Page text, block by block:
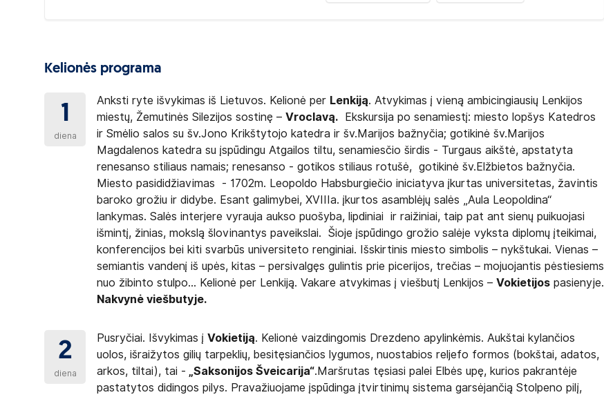
Kelionės programa
1
diena
Anksti ryte išvykimas iš Lietuvos. Kelionė per Lenkiją. Atvykimas į vieną ambicingiausių Lenkijos
miestų, Žemutinės Silezijos sostinę –Vroclavą. Ekskursija po senamiestį: miesto lopšys Katedros
ir Smėlio salos su šv.Jono Krikštytojo katedra ir šv.Marijos bažnyčia; gotikinė šv.Marijos
Magdalenos katedra su įspūdingu Atgailos tiltu, senamiesčio širdis - Turgaus aikštė, apstatyta
renesanso stiliaus namais; renesanso - gotikos stiliaus rotušė, gotikinė šv.Elžbietos bažnyčia.
Miesto pasididžiavimas - 1702m. Leopoldo Habsburgiečio iniciatyva įkurtas universitetas, žavintis
baroko grožiu ir didybe. Esant galimybei, XVIIIa. įkurtos asamblėjų salės „Aula Leopoldina“
lankymas. Salės interjere vyrauja aukso puošyba, lipdiniai ir raižiniai, taip pat ant sienų puikuojasi
išmintį, žinias, mokslą šlovinantys paveikslai. Šioje įspūdingo grožio salėje vyksta diplomų įteikimai,
konferencijos bei kiti svarbūs universiteto renginiai. Išskirtinis miesto simbolis – nykštukai.Vienas –
semiantis vandenį iš upės, kitas – persivalgęs gulintis prie picerijos, trečias – mojuojantis pėstiesiems
nuo žibinto stulpo... Kelionė per Lenkiją. Vakare atvykimas į viešbutį Lenkijos –Vokietijos pasienyje.
Nakvynė viešbutyje.
2
diena
Pusryčiai. Išvykimas įVokietiją. Kelionė vaizdingomis Drezdeno apylinkėmis. Aukštai kylančios
uolos, išraižytos gilių tarpeklių, besitęsiančios lygumos, nuostabios reljefo formos (bokštai, adatos,
arkos, tiltai), tai - „Saksonijos Šveicarija“.Maršrutas tęsiasi palei Elbės upę, kurios pakrantėje
pastatytos didingos pilys. Pravažiuojame įspūdinga įtvirtinimų sistema garsėjančią Stolpeno pilį,